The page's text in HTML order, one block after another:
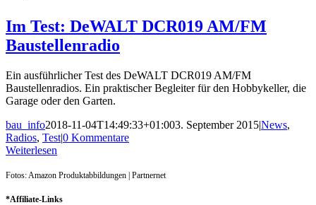
Im Test: DeWALT DCR019 AM/FM
Baustellenradio
Ein ausführlicher Test des DeWALT DCR019 AM/FM
Baustellenradios. Ein praktischer Begleiter für den Hobbykeller, die
Garage oder den Garten.
bau_info2018-11-04T14:49:33+01:003. September 2015|News,
Radios, Test|0 Kommentare
Weiterlesen
Fotos: Amazon Produktabbildungen | Partnernet
*Affiliate-Links